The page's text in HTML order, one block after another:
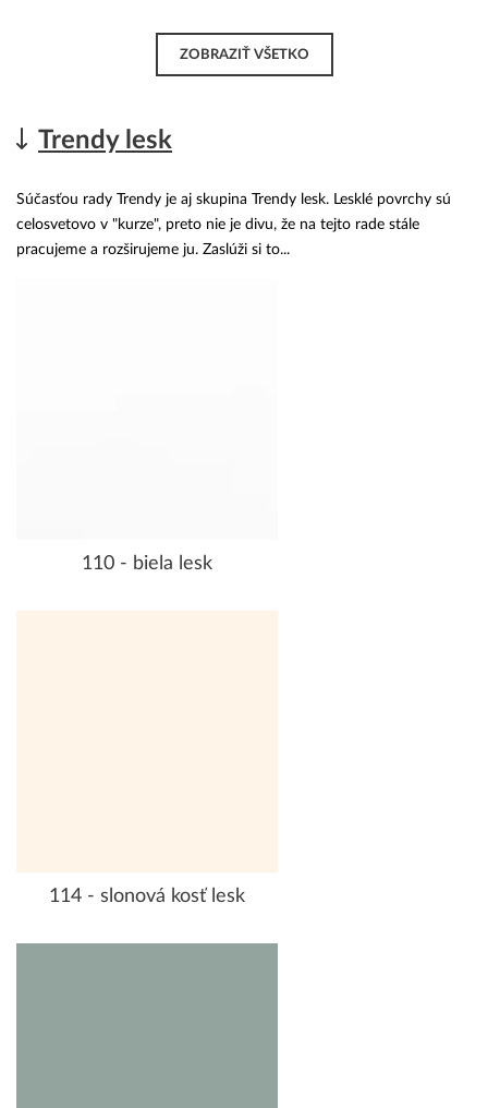
ZOBRAZIŤ VŠETKO
Trendy lesk
Súčasťou rady Trendy je aj skupina Trendy lesk. Lesklé povrchy sú
celosvetovo v "kurze", preto nie je divu, že na tejto rade stále
pracujeme a rozširujeme ju. Zaslúži si to...
110 - biela lesk
114 - slonová kosť lesk